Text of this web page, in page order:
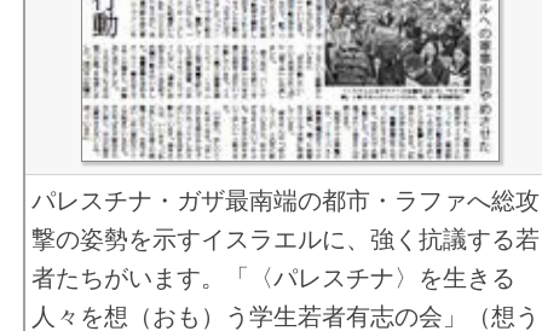
パレスチナ・ガザ最南端の都市・ラファへ総攻
撃の姿勢を示すイスラエルに、強く抗議する若
者たちがいます。「〈パレスチナ〉を生きる
人々を想（おも）う学生若者有志の会」（想う